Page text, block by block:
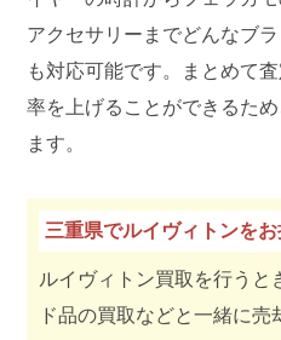
アクセサリーまでどんなブ
も対応可能です。まとめて
率を上げることができるた
ます。
三重県でルイヴィトンをお
ルイヴィトン買取を行うと
ド品の買取などと一緒に